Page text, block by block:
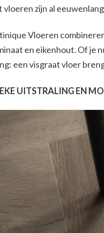
vloeren zijn al
Vloeren
en eikenhout. Of je
een visgraat vloer
UITSTRALING EN